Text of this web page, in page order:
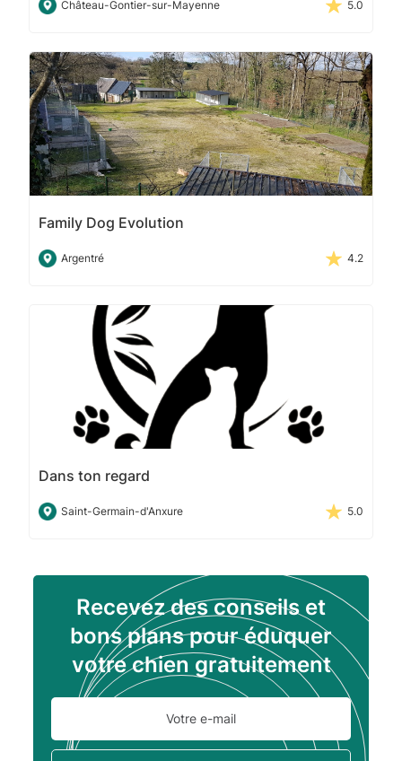
Château-Gontier-sur-Mayenne 5.0
Family Dog Evolution
Argentré 4.2
Dans ton regard
Saint-Germain-d'Anxure 5.0
Recevez des conseils et
bons plans pour éduquer
votre chien gratuitement